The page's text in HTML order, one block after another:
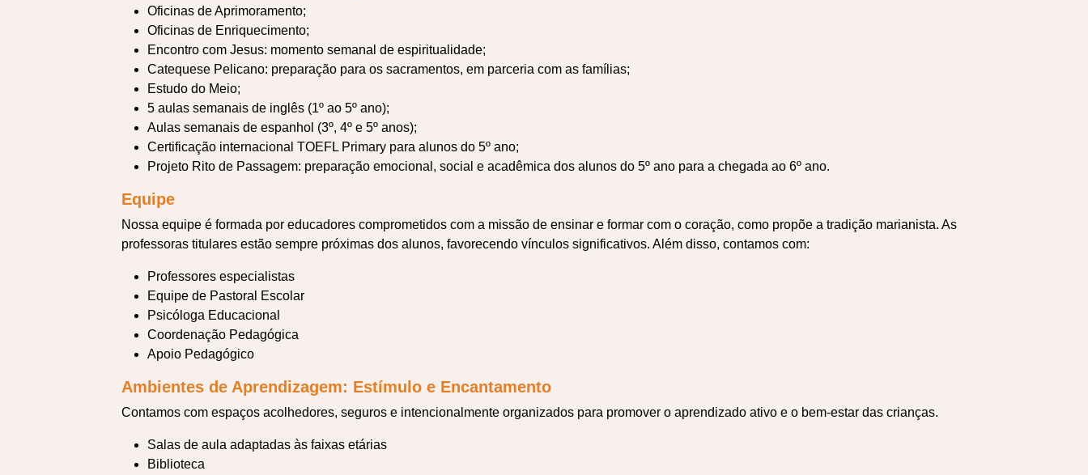
Oficinas de Aprimoramento;
Oficinas de Enriquecimento;
Encontro com Jesus: momento semanal de espiritualidade;
Catequese Pelicano: preparação para os sacramentos, em parceria com as famílias;
Estudo do Meio;
5 aulas semanais de inglês (1º ao 5º ano);
Aulas semanais de espanhol (3º, 4º e 5º anos);
Certificação internacional TOEFL Primary para alunos do 5º ano;
Projeto Rito de Passagem: preparação emocional, social e acadêmica dos alunos do 5º ano para a chegada ao 6º ano.
Equipe
Nossa equipe é formada por educadores comprometidos com a missão de ensinar e formar com o coração, como propõe a tradição marianista. As
professoras titulares estão sempre próximas dos alunos, favorecendo vínculos significativos. Além disso, contamos com:
Professores especialistas
Equipe de Pastoral Escolar
Psicóloga Educacional
Coordenação Pedagógica
Apoio Pedagógico
Ambientes de Aprendizagem: Estímulo e Encantamento
Contamos com espaços acolhedores, seguros e intencionalmente organizados para promover o aprendizado ativo e o bem-estar das crianças.
Salas de aula adaptadas às faixas etárias
Biblioteca